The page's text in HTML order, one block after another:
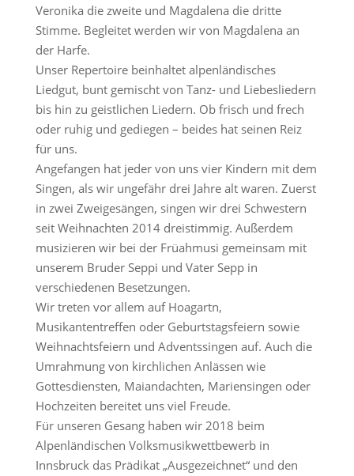
Veronika die zweite und Magdalena die dritte
Stimme. Begleitet werden wir von Magdalena an
der Harfe.
Unser Repertoire beinhaltet alpenländisches
Liedgut, bunt gemischt von Tanz- und Liebesliedern
bis hin zu geistlichen Liedern. Ob frisch und frech
oder ruhig und gediegen – beides hat seinen Reiz
für uns.
Angefangen hat jeder von uns vier Kindern mit dem
Singen, als wir ungefähr drei Jahre alt waren. Zuerst
in zwei Zweigesängen, singen wir drei Schwestern
seit Weihnachten 2014 dreistimmig. Außerdem
musizieren wir bei der Früahmusi gemeinsam mit
unserem Bruder Seppi und Vater Sepp in
verschiedenen Besetzungen.
Wir treten vor allem auf Hoagartn,
Musikantentreffen oder Geburtstagsfeiern sowie
Weihnachtsfeiern und Adventssingen auf. Auch die
Umrahmung von kirchlichen Anlässen wie
Gottesdiensten, Maiandachten, Mariensingen oder
Hochzeiten bereitet uns viel Freude.
Für unseren Gesang haben wir 2018 beim
Alpenländischen Volksmusikwettbewerb in
Innsbruck das Prädikat „Ausgezeichnet“ und den